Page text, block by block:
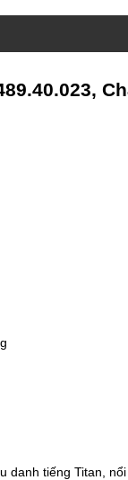
tiếng Titan,